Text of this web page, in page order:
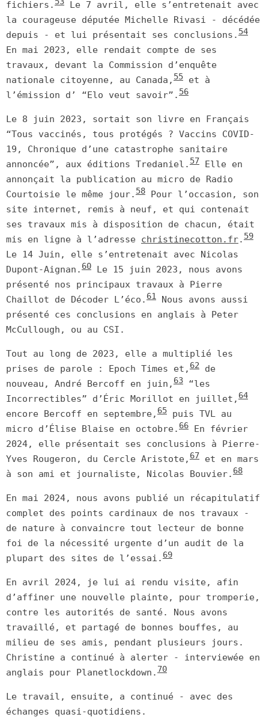
fichiers.
Le 7 avril, elle s’entretenait avec
la courageuse députée Michelle Rivasi - décédée
depuis - et lui présentait ses conclusions. 54
En mai 2023, elle rendait compte de ses
travaux, devant la Commission d’enquête
nationale citoyenne, au Canada, 55 et à
l’émission d’ “Elo veut savoir”. 56
Le 8 juin 2023, sortait son livre en Français
“Tous vaccinés, tous protégés ? Vaccins COVID-
19, Chronique d’une catastrophe sanitaire
annoncée”, aux éditions Tredaniel. 57 Elle en
annonçait la publication au micro de Radio
Courtoisie le même jour. 58 Pour l’occasion, son
site internet, remis à neuf, et qui contenait
ses travaux mis à disposition de chacun, était
mis en ligne à l’adresse christinecotton.fr. 59
Le 14 Juin, elle s’entretenait avec Nicolas
Dupont-Aignan. 60 Le 15 juin 2023, nous avons
présenté nos principaux travaux à Pierre
Chaillot de Décoder L’éco. 61
Nous avons aussi
présenté ces conclusions en anglais à Peter
McCullough, ou au CSI.
Tout au long de 2023, elle a multiplié les
prises de parole : Epoch Times et, 62
de
nouveau, André Bercoff en juin, 63 “les
Incorrectibles” d’Éric Morillot en juillet, 64
encore Bercoff en septembre, 65 puis TVL au
micro d’Élise Blaise en octobre. 66 En février
2024, elle présentait ses conclusions à Pierre-
Yves Rougeron, du Cercle Aristote, 67 et en mars
à son ami et journaliste, Nicolas Bouvier. 68
En mai 2024, nous avons publié un récapitulatif
complet des points cardinaux de nos travaux -
de nature à convaincre tout lecteur de bonne
foi de la nécessité urgente d’un audit de la
plupart des sites de l’essai. 69
En avril 2024, je lui ai rendu visite, afin
d’affiner une nouvelle plainte, pour tromperie,
contre les autorités de santé. Nous avons
travaillé, et partagé de bonnes bouffes, au
milieu de ses amis, pendant plusieurs jours.
Christine a continué à alerter - interviewée en
anglais pour Planetlockdown. 70
Le travail, ensuite, a continué - avec des
échanges quasi-quotidiens.